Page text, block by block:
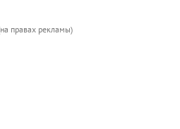
правах рекламы)